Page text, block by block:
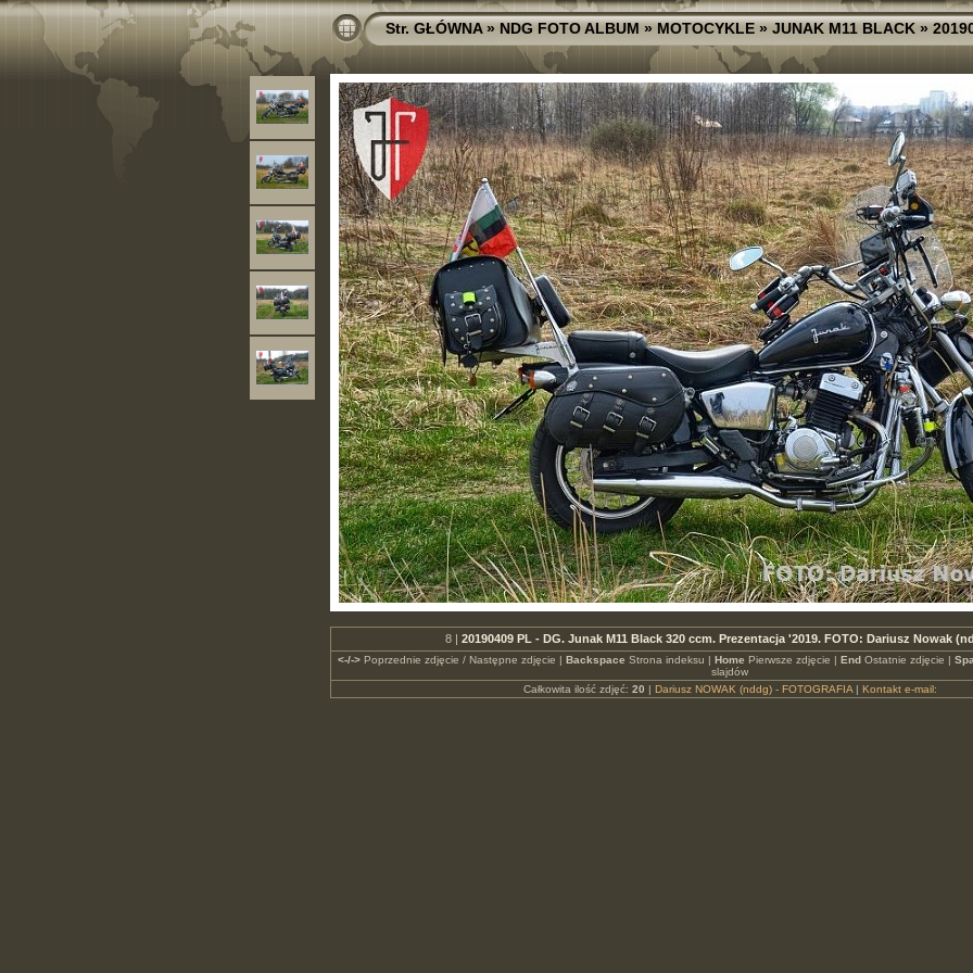
Str. GŁÓWNA»NDG FOTO ALBUM»MOTOCYKLE»JUNAK M11 BLACK»
8 | 20190409 PL - DG. Junak M11 Black 320 ccm. Prezentacja '2019. FOTO: Dariusz Nowak
<-/->Poprzednie zdjęcie / Następne zdjęcie | Backspace Strona indeksu | Home Pierwsze zdjęcie | EndOstatnie zdjęcie |
slajdów
Całkowita ilość zdjęć: 20 | Dariusz NOWAK (nddg) - FOTOGRAFIA| Kontakt e-mail: